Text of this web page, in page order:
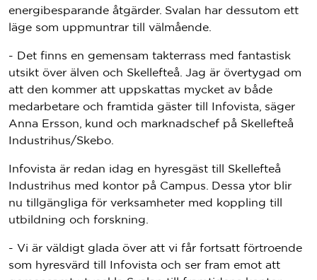
energibesparande åtgärder. Svalan har dessutom ett
läge som uppmuntrar till välmående.
- Det finns en gemensam takterrass med fantastisk
utsikt över älven och Skellefteå. Jag är övertygad om
att den kommer att uppskattas mycket av både
medarbetare och framtida gäster till Infovista, säger
Anna Ersson, kund och marknadschef på Skellefteå
Industrihus/Skebo.
Infovista är redan idag en hyresgäst till Skellefteå
Industrihus med kontor på Campus. Dessa ytor blir
nu tillgängliga för verksamheter med koppling till
utbildning och forskning.
- Vi är väldigt glada över att vi får fortsatt förtroende
som hyresvärd till Infovista och ser fram emot att